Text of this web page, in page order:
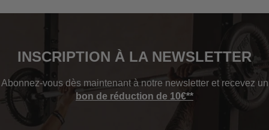
INSCRIPTION À LA NEWSLETTER
Abonnez-vous dès maintenant à notre newsletter et recevez un
bon de réduction de 10€**